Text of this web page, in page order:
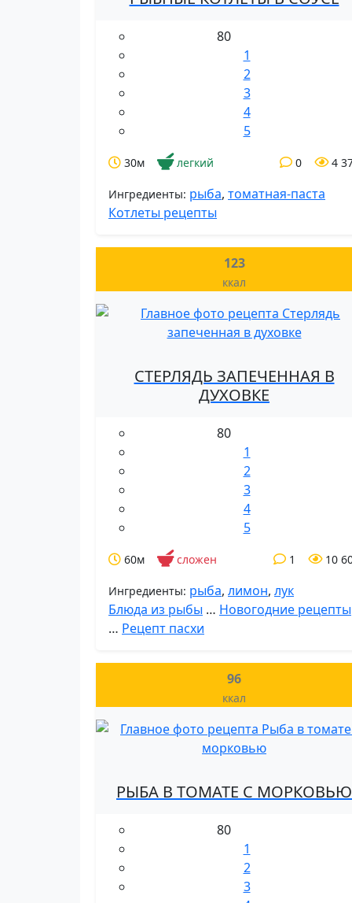
80
1
2
3
4
5
30м легкий 4
0
Ингредиенты: рыба, томатная-паста
Котлеты рецепты
123
ккал
СТЕРЛЯДЬ ЗАПЕЧЕННАЯ В
ДУХОВКЕ
80
1
2
3
4
5
60м сложен 10
1
Ингредиенты: рыба, лимон, лук
Блюда из рыбы … Новогодние рецепты
… Рецепт пасхи
96
ккал
РЫБА В ТОМАТЕ С МОРКОВЬЮ
80
1
2
3